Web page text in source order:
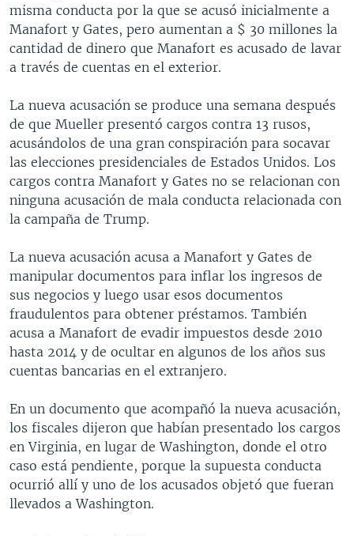
misma conducta por la que se acusó inicialmente a
Manafort y Gates, pero aumentan a $ 30 millones la
cantidad de dinero que Manafort es acusado de lavar
a través de cuentas en el exterior.
La nueva acusación se produce una semana después
de que Mueller presentó cargos contra 13 rusos,
acusándolos de una gran conspiración para socavar
las elecciones presidenciales de Estados Unidos. Los
cargos contra Manafort y Gates no se relacionan con
ninguna acusación de mala conducta relacionada con
la campaña de Trump.
La nueva acusación acusa a Manafort y Gates de
manipular documentos para inflar los ingresos de
sus negocios y luego usar esos documentos
fraudulentos para obtener préstamos. También
acusa a Manafort de evadir impuestos desde 2010
hasta 2014 y de ocultar en algunos de los años sus
cuentas bancarias en el extranjero.
En un documento que acompañó la nueva acusación,
los fiscales dijeron que habían presentado los cargos
en Virginia, en lugar de Washington, donde el otro
caso está pendiente, porque la supuesta conducta
ocurrió allí y uno de los acusados objetó que fueran
llevados a Washington.